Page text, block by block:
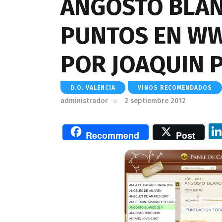
ANGOSTO
PUNTOS EN
POR JOAQUIN
D.O. VALENCIA VINOS RECOMENDADOS
administrador
2 septiembre 2012
Recommend Post